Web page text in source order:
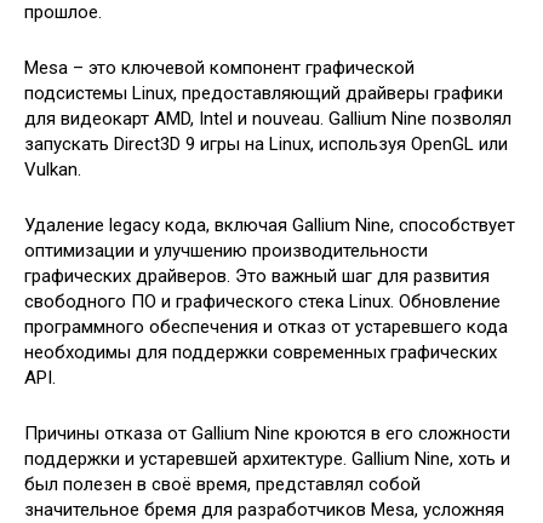
прошлое.
Mesa – это ключевой компонент графической
подсистемы Linux, предоставляющий драйверы графики
для видеокарт AMD, Intel и nouveau. Gallium Nine позволял
запускать Direct3D 9 игры на Linux, используя OpenGL или
Vulkan.
Удаление legacy кода, включая Gallium Nine, способствует
оптимизации и улучшению производительности
графических драйверов. Это важный шаг для развития
свободного ПО и графического стека Linux. Обновление
программного обеспечения и отказ от устаревшего кода
необходимы для поддержки современных графических
API.
Причины отказа от Gallium Nine кроются в его сложности
поддержки и устаревшей архитектуре. Gallium Nine, хоть и
был полезен в своё время, представлял собой
значительное бремя для разработчиков Mesa, усложняя